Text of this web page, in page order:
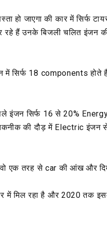
हो जाएगा की कार में सिर्फ
रहे हैं उनके बिजली चलित इंजन
सिर्फ 18 components होते
इंजन सिर्फ 16 से 20%
की दौड़ में Electric इंजन से
एक तरह से car की आंख और
में मिल रहा है और 2020 तक